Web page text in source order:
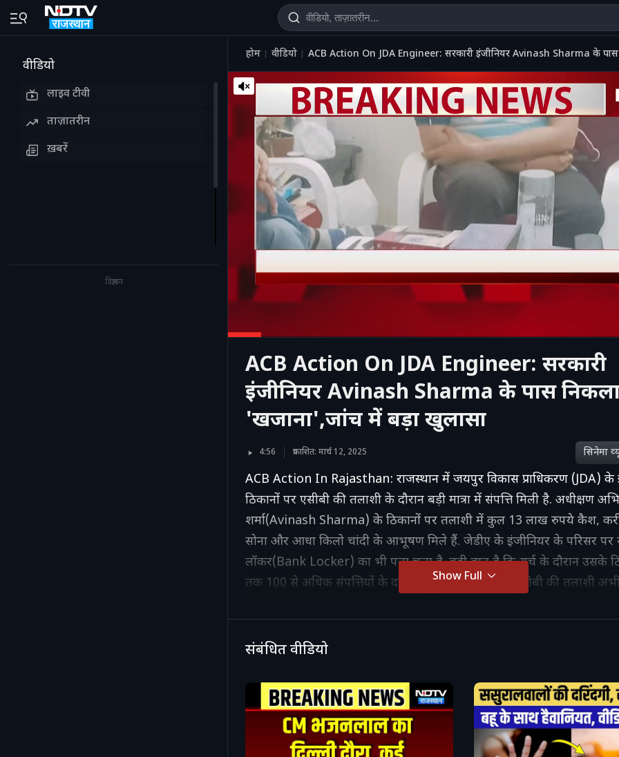
वीडियो
लाइव टीवी
ताज़ातरीन
ख़बरें
विज्ञापन
होम वीडियो ACB Action On JDA Engineer: सरकारी इंजीनियर Avinash Sharma के
ACB Action On JDA Engineer: सरकारी
इंजीनियर Avinash Sharma के पास
'खजाना',जांच में बड़ा खुलासा
4:56 प्रकाशित: मार्च 12, 2025 सिनेमा
ACB Action In Rajasthan: राजस्थान में जयपुर विकास प्राधिकरण (JDA) के
ठिकानों पर एसीबी की तलाशी के दौरान बड़ी मात्रा में संपत्ति मिली है. अधीक्षण
शर्मा(Avinash Sharma) के ठिकानों पर तलाशी में कुल 13 लाख रुपये कैश,
सोना और आधा किलो चांदी के आभूषण मिले हैं. जेडीए के इंजीनियर के परिसर पर
लॉकर(Bank Locker) का भी पता चला है. बड़ी बात है कि सर्च के दौरान उसके
तक 100 से अधिक संपत्तियों के दस्तावेज मिले हैं. फिलहाल एसीबी की तलाशी
#corruptionallegations #corruptsystem #breakingnews #jda
Show Full
संबंधित वीडियो